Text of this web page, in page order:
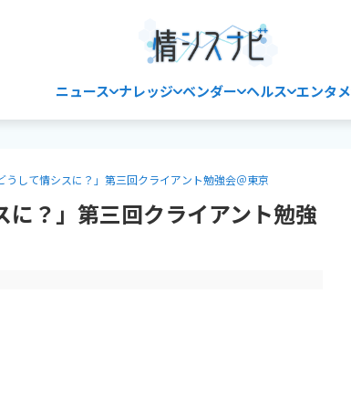
ニュース ナレッジ ベンダー ヘルス エンタメ
うして情シスに？」第三回クライアント勉強会＠東京
に？」第三回クライアント勉強